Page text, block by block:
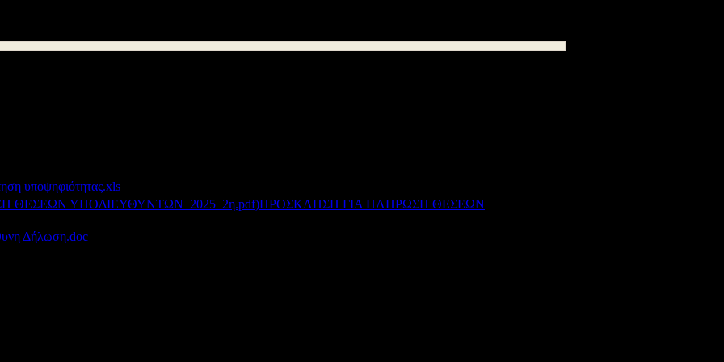
Υπεύθυνης Δήλωσης.
υποψηφιότητας.xls
ΠΡΟΣΚΛΗΣΗ ΓΙΑ ΠΛΗΡΩΣΗ ΘΕΣΕΩΝ
Δήλωση.doc